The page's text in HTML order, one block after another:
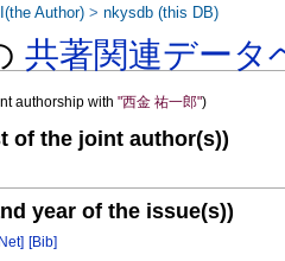
共著関連データ
authorship with"西金 祐一郎")
of the joint author(s))
year of the issue(s))
[Bib]
Author) >nkysdb (this DB)